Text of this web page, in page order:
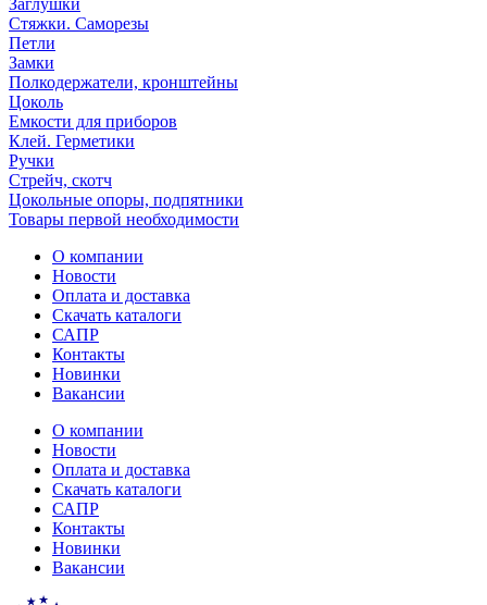
Заглушки
Стяжки. Саморезы
Петли
Замки
Полкодержатели, кронштейны
Цоколь
Емкости для приборов
Клей. Герметики
Ручки
Стрейч, скотч
Цокольные опоры, подпятники
Товары первой необходимости
О компании
Новости
Оплата и доставка
Скачать каталоги
САПР
Контакты
Новинки
Вакансии
О компании
Новости
Оплата и доставка
Скачать каталоги
САПР
Контакты
Новинки
Вакансии